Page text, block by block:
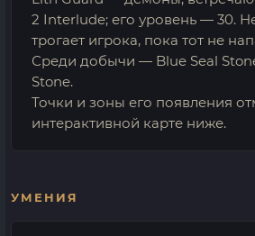
2 Interlude; его уровень — 30.
трогает игрока, пока тот не
Среди добычи — Blue Seal
Stone.
Точки и зоны его появления
интерактивной карте ниже.
УМЕНИЯ